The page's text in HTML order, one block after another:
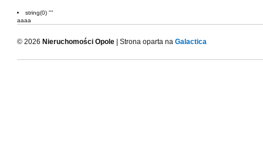
string(0) ""
aaaa
© 2026 Nieruchomości Opole | Strona oparta na Galactica